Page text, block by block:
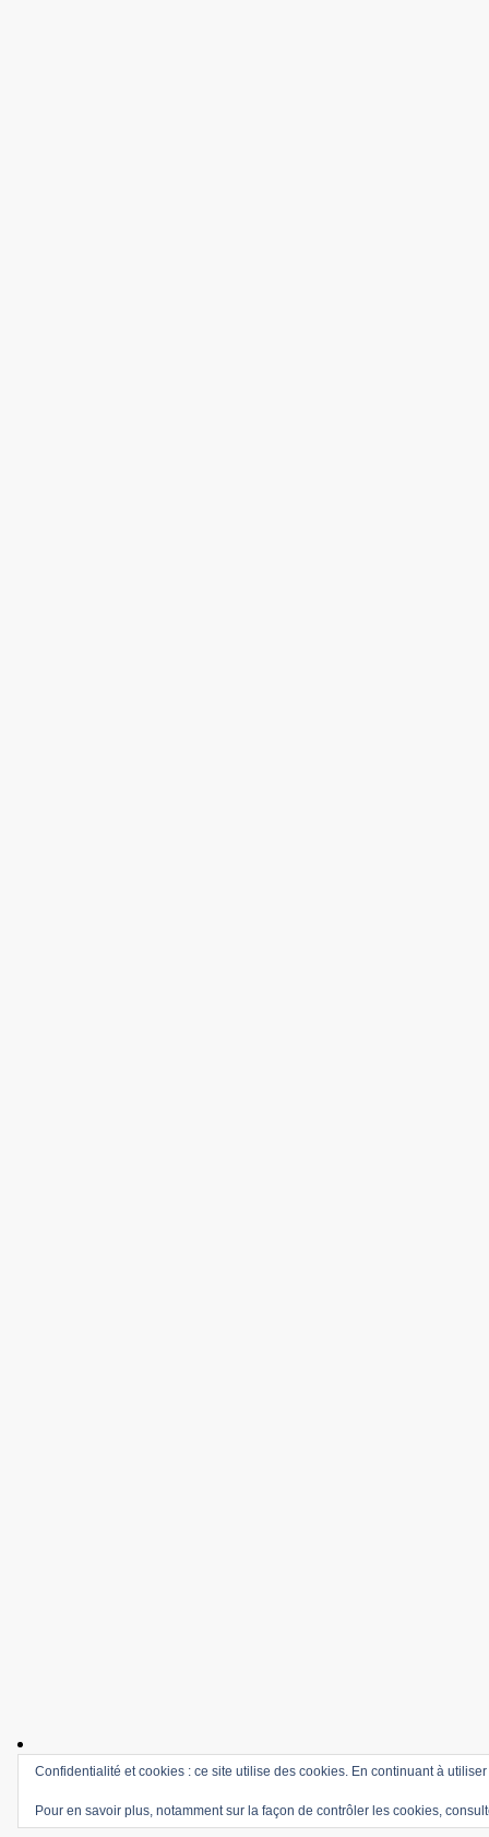
Confidentialité et cookies : ce site utilise des cookies. En continuant à
Pour en savoir plus, notamment sur la façon de contrôler les cookies,